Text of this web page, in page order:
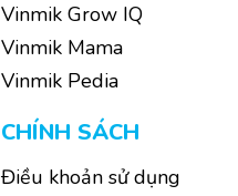
Vinmik Grow IQ
Vinmik Mama
Vinmik Pedia
CHÍNH SÁCH
Điều khoản sử dụng